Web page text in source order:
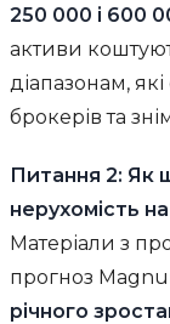
250 000 і 600
активи
діапазонам,
брокерів та
Питання 2: Як
нерухомість
Матеріали з
прогноз
річного